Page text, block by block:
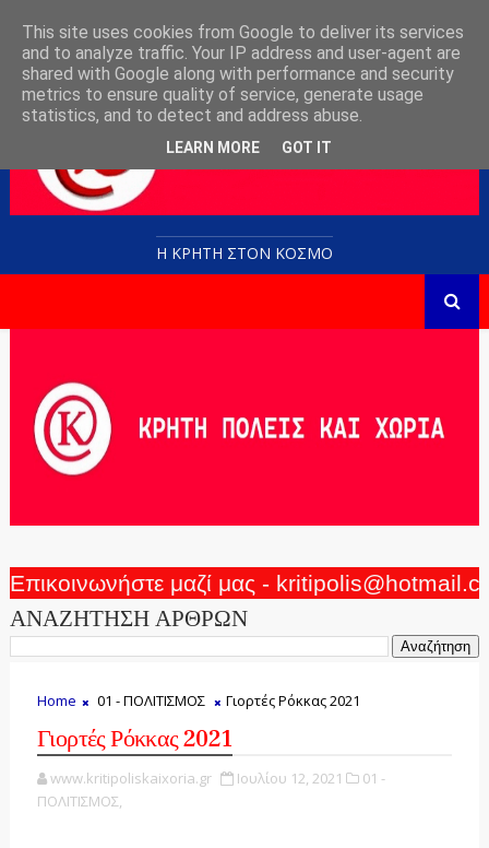
Η ΚΡΗΤΗ ΣΤΟN KOΣΜΟ
Επικοινωνήστε μαζί μας -
ΑΝΑΖΗΤΗΣΗ ΑΡΘΡΩΝ
Home 01 - ΠΟΛΙΤΙΣΜΟΣ Γιορτές Ρόκκας 2021
Γιορτές Ρόκκας 2021
www.kritipoliskaixoria.gr Ιουλίου 12, 2021
01 -
ΠΟΛΙΤΙΣΜΟΣ,
This site uses cookies from Google to deliver its services
and to analyze traffic. Your IP address and user-agent are
shared with Google along with performance and security
metrics to ensure quality of service, generate usage
statistics, and to detect and address abuse.
LEARN MORE GOT IT